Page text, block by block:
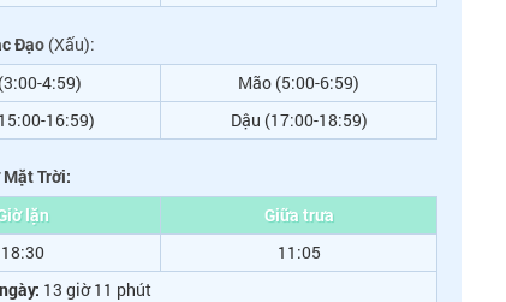
Đạo(Xấu):
4:59)
Mão (5:00-6:59)
16:59) Dậu (17:00-18:59)
Mặt Trời:
lặn
Giữa trưa
18:30
11:05
13 giờ 11 phút